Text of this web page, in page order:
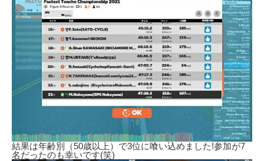
結果は年齢別（50歳以上）で3位に喰い込めました!参加が7
名だったのも幸いです(笑)